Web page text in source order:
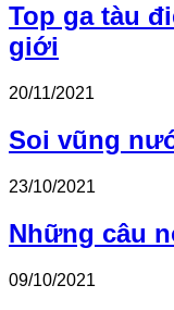
Top ga tàu
giới
20/11/2021
Soi vũng
23/10/2021
Những câu
09/10/2021